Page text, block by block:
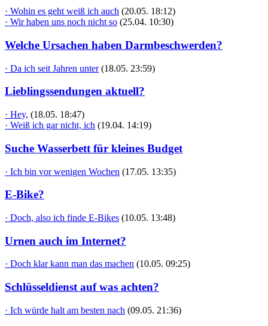
· Wohin es geht weiß ich auch (20.05. 18:12)
· Wir haben uns noch nicht so (25.04. 10:30)
Welche Ursachen haben Darmbeschwerden?
· Da ich seit Jahren unter (18.05. 23:59)
Lieblingssendungen aktuell?
· Hey, (18.05. 18:47)
· Weiß ich gar nicht, ich (19.04. 14:19)
Suche Wasserbett für kleines Budget
· Ich bin vor wenigen Wochen (17.05. 13:35)
E-Bike?
· Doch, also ich finde E-Bikes (10.05. 13:48)
Urnen auch im Internet?
· Doch klar kann man das machen (10.05. 09:25)
Schlüsseldienst auf was achten?
· Ich würde halt am besten nach (09.05. 21:36)